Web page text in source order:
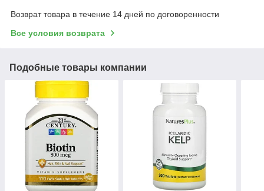
Возврат товара в течение 14 дней по договоренности
Все условия возврата
Подобные товары компании